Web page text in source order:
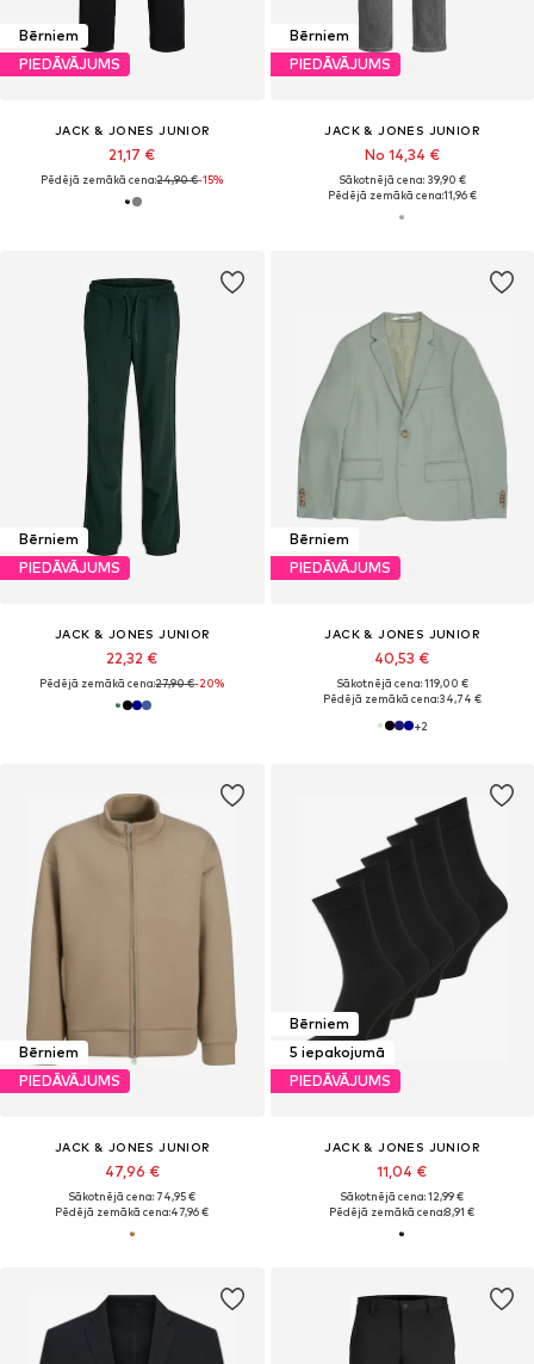
Bērniem
PIEDĀVĀJUMS
JACK & JONES JUNIOR
21,17 €
Pēdējā zemākā cena:24,90 €-15%
Bērniem
PIEDĀVĀJUMS
JACK & JONES JUNIOR
No 14,34 €
Sākotnējā cena: 39,90 €
Pēdējā zemākā cena:11,96 €
Bērniem
PIEDĀVĀJUMS
JACK & JONES JUNIOR
22,32 €
Pēdējā zemākā cena:27,90 €-20%
Bērniem
PIEDĀVĀJUMS
JACK & JONES JUNIOR
40,53 €
Sākotnējā cena: 119,00 €
Pēdējā zemākā cena:34,74 €
+2
Bērniem
PIEDĀVĀJUMS
JACK & JONES JUNIOR
47,96 €
Sākotnējā cena: 74,95 €
Pēdējā zemākā cena:47,96 €
Bērniem
5 iepakojumā
PIEDĀVĀJUMS
JACK & JONES JUNIOR
11,04 €
Sākotnējā cena: 12,99 €
Pēdējā zemākā cena:8,91 €